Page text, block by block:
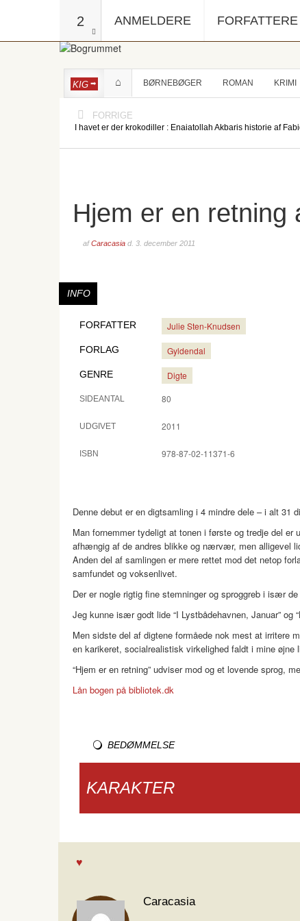
2 ANMELDERE FORFATTERE
KIG BØRNEBØGER ROMAN KRIMI
FORRIGE
I havet er der krokodiller : Enaiatollah Akbaris historie af
Hjem er en retning
afCaracasia d. 3. december 2011
INFO
FORFATTER Julie Sten-Knudsen
FORLAG Gyldendal
GENRE Digte
SIDEANTAL 80
UDGIVET 2011
ISBN 978-87-02-11371-6
Denne debut er en digtsamling i 4 mindre dele – i alt 31
Man fornemmer tydeligt at tonen i første og tredje del
afhængig af de andres blikke og nærvær, men alligevel
Anden del af samlingen er mere rettet mod det netop
samfundet og voksenlivet.
Der er nogle rigtig fine stemninger og sproggreb i især
Jeg kunne især godt lide “I Lystbådehavnen, Januar” og
Men sidste del af digtene formåede nok mest at irritere
en karikeret, socialrealistisk virkelighed faldt i mine øjne
“Hjem er en retning” udviser mod og et lovende sprog,
Lån bogen på bibliotek.dk
BEDØMMELSE
KARAKTER
Caracasia